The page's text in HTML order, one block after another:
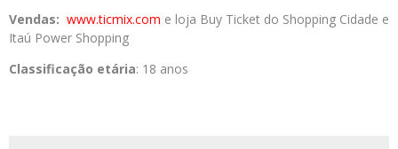
Vendas: www.ticmix.com e loja Buy Ticket do Shopping Cidade e
Itaú Power Shopping
Classificação etária: 18 anos